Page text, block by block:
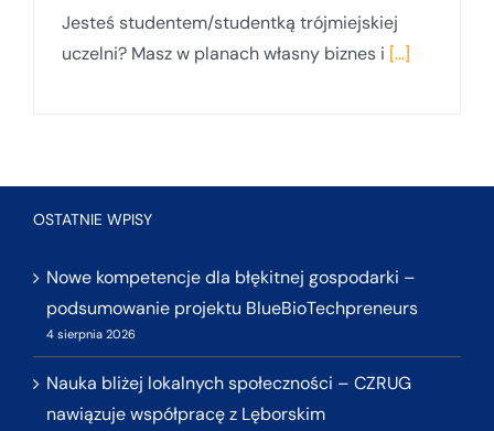
Jesteś studentem/studentką trójmiejskiej
uczelni? Masz w planach własny biznes i [...]
OSTATNIE WPISY
Nowe kompetencje dla błękitnej gospodarki –
podsumowanie projektu BlueBioTechpreneurs
4 sierpnia 2026
Nauka bliżej lokalnych społeczności – CZRUG
nawiązuje współpracę z Lęborskim